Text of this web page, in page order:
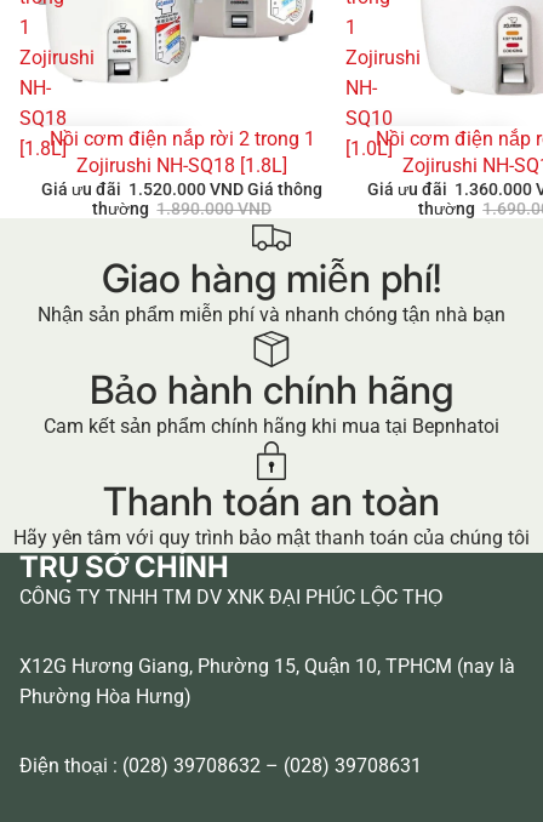
1
Zojirushi
NH-
SQ18
[1.8L]
GIẢM GIÁ
Nồi cơm điện nắp rời 2 trong 1
Zojirushi NH-SQ18 [1.8L]
Giá ưu đãi 1.520.000 VND Giá thông
thường 1.890.000 VND
1
Zojirushi
NH-
SQ10
[1.0L]
GIẢM GIÁ
Nồi cơm điện nắp
Zojirushi NH-
Giá ưu đãi 1.360.000
thường
Giao hàng miễn phí!
Nhận sản phẩm miễn phí và nhanh chóng tận nhà bạn
Bảo hành chính hãng
Cam kết sản phẩm chính hãng khi mua tại Bepnhatoi
Thanh toán an toàn
Hãy yên tâm với quy trình bảo mật thanh toán của chúng tôi
TRỤ SỞ CHÍNH
CÔNG TY TNHH TM DV XNK ĐẠI PHÚC LỘC THỌ
X12G Hương Giang, Phường 15, Quận 10, TPHCM (nay là
Phường Hòa Hưng)
Điện thoại : (028) 39708632 – (028) 39708631